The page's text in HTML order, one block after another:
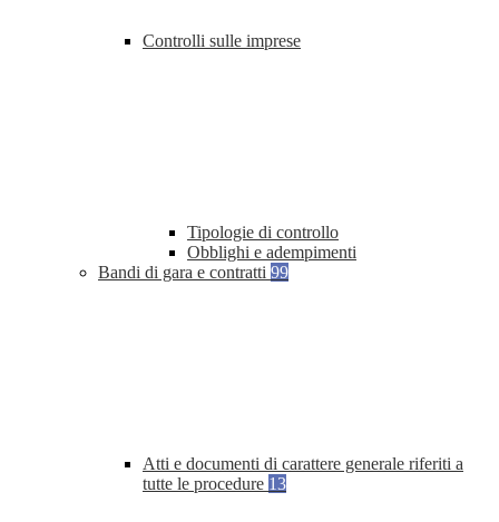
Controlli sulle imprese
Tipologie di controllo
Obblighi e adempimenti
Bandi di gara e contratti 99
Atti e documenti di carattere generale riferiti a
tutte le procedure 13